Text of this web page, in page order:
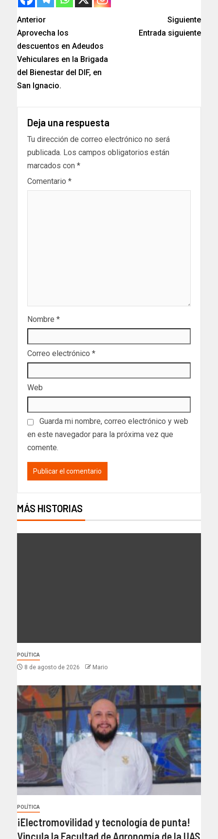
Anterior
Aprovecha los
descuentos en Adeudos
Vehiculares en la Brigada
del Bienestar del DIF, en
San Ignacio.
Siguiente
Entrada siguiente
Deja una respuesta
Tu dirección de correo electrónico no será
publicada. Los campos obligatorios están
marcados con *
Comentario *
Nombre *
Correo electrónico *
Web
Guarda mi nombre, correo electrónico y web
en este navegador para la próxima vez que
comente.
MÁS HISTORIAS
POLÍTICA
8 de agosto de 2026 Mario
POLÍTICA
¡Electromovilidad y tecnología de punta!
Vincula la Facultad de Agronomía de la UAS